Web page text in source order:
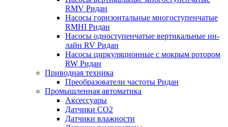
RMV Ридан
Насосы горизонтальные многоступенчатые
RMHI Ридан
Насосы одноступенчатые вертикальные ин-
лайн RV Ридан
Насосы циркуляционные с мокрым ротором
RW Ридан
Приводная техника
Преобразователи частоты Ридан
Промышленная автоматика
Аксессуары
Датчики CO2
Датчики влажности